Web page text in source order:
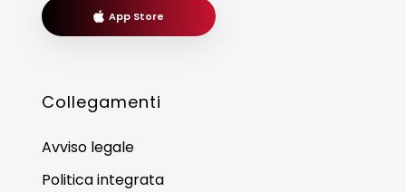
App Store
Collegamenti
Avviso legale
Politica integrata